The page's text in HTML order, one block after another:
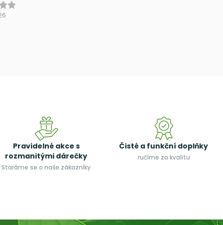
Pravidelné akce s
rozmanitými dárečky
Staráme se o naše zákazníky
Čisté a funkční doplňky
ručíme za kvalitu